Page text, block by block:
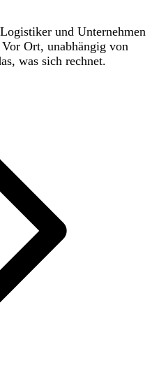
und Unternehmen
Ort, unabhängig von
was sich rechnet.